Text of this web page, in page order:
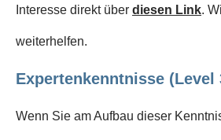
Interesse direkt über diesen Link.
weiterhelfen.
Expertenkenntnisse (Level
Wenn Sie am Aufbau dieser